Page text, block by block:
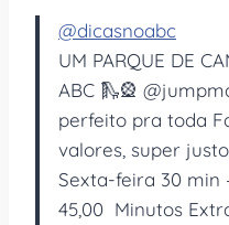
@dicasnoabc
UM PARQUE DE
ABC 🛝🎡
perfeito pra toda
valores, super
Sexta-feira 30 min
45,00 Minutos